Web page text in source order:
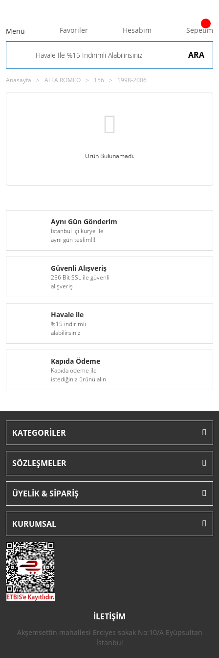
ARA
Menü Favoriler Hesabım Sepetim
Anasayfa ALFA ROMEO 156 1998-2006
Ürün Bulunamadı.
Aynı Gün Gönderim
İstanbul içi kurye ile
aynı gün teslim!!!
Güvenli Alışveriş
256 Bit SSL ile güvenli
alışveriş
Havale ile
%15 indirimli
alabilirsiniz
Kapıda Ödeme
Kapıda ödeme ile
istediğiniz ürünü alın
KATEGORİLER
SÖZLEŞMELER
ÜYELİK & SİPARİŞ
KURUMSAL
İLETİŞİM
Akşemsettin mahallesi Erciyes sokak No:10/A Eyüpsultan
İstanbul